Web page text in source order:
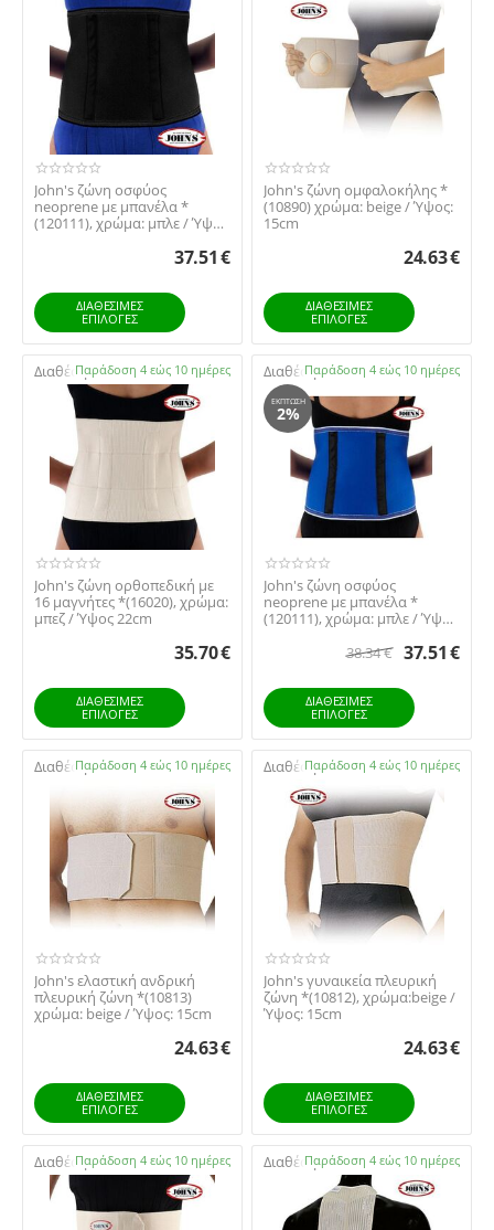
John's ζώνη οσφύος
neoprene με μπανέλα *
(120111), χρώμα: μπλε / Ύψος
37.51€
ΔΙΑΘΕΣΙΜΕΣ
ΕΠΙΛΟΓΈΣ
John's ζώνη ομφαλοκήλης *
(10890) χρώμα: beige / Ύψος:
15cm
24.63€
ΔΙΑΘΕΣΙΜΕΣ
ΕΠΙΛΟΓΈΣ
Διαθέσιμο:Παράδοση 4 εώς 10 ημέρες
John's ζώνη ορθοπεδική με
16 μαγνήτες *(16020), χρώμα:
μπεζ / Ύψος 22cm
35.70€
ΔΙΑΘΕΣΙΜΕΣ
ΕΠΙΛΟΓΈΣ
Διαθέσιμο:Παράδοση 4 εώς 10 ημέρες
ΈΚΠΤΩΣΗ
2%
John's ζώνη οσφύος
neoprene με μπανέλα *
(120111), χρώμα: μπλε / Ύψος
38.34€ 37.51€
ΔΙΑΘΕΣΙΜΕΣ
ΕΠΙΛΟΓΈΣ
Διαθέσιμο:Παράδοση 4 εώς 10 ημέρες
John's ελαστική ανδρική
πλευρική ζώνη *(10813)
χρώμα: beige / Ύψος: 15cm
24.63€
ΔΙΑΘΕΣΙΜΕΣ
ΕΠΙΛΟΓΈΣ
Διαθέσιμο:Παράδοση 4 εώς 10 ημέρες
John's γυναικεία πλευρική
ζώνη *(10812), χρώμα:beige /
Ύψος: 15cm
24.63€
ΔΙΑΘΕΣΙΜΕΣ
ΕΠΙΛΟΓΈΣ
Διαθέσιμο:Παράδοση 4 εώς 10 ημέρες Διαθέσιμο:Παράδοση 4 εώς 10 ημέρες